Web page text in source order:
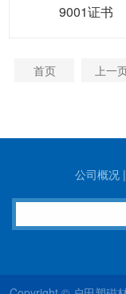
9001证书
首页 上一
公司概况 |